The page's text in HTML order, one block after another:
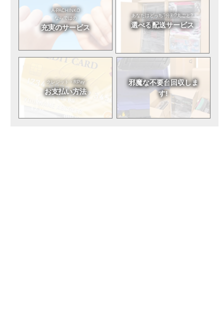
A-PACHINKO
ならではの
充実のサービス
あなたはどっち?分割?丸ごと?
選べる配送サービス
クレジット・RPay
お支払い方法
邪魔な不要台回収しま
す!